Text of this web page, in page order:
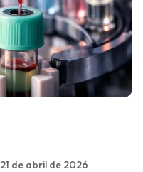
21 de abril de 2026